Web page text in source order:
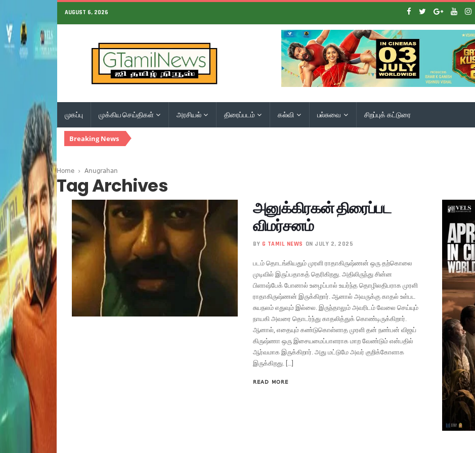
AUGUST 6, 2026
முகப்பு முக்கிய செய்திகள் அரசியல் திரைப்படம் கல்வி பல்சுவை சிறப்புக் கட்டுரை
Breaking News
Home Anugrahan
Tag Archives
அனுக்கிரகன் திரைப்பட
விமர்சனம்
BY G TAMIL NEWS ON JULY 2, 2025
படம் தொடங்கியதும் முரளி ராதாகிருஷ்ணன் ஒரு தற்கொலை
முடிவில் இருப்பதாகத் தெரிகிறது. அதிலிருந்து சின்ன
பிளாஷ்பேக் போனால் உழைப்பால் உயர்ந்த தொழிலதிபராக முரளி
ராதாகிருஷ்ணன் இருக்கிறார். ஆனால் அவருக்கு காதல் உள்பட
சுயநலம் எதுவும் இல்லை. இருந்தாலும் அவரிடம் வேலை செய்யும்
நாயகி அவரை தொடர்ந்து காதலித்துக் கொண்டிருக்கிறார்.
ஆனால், எதையும் கண்டுகொள்ளாத முரளி தன் நண்பன் விஜய்
கிருஷ்ணா ஒரு இசையமைப்பாளராக மாற வேண்டும் என்பதில்
ஆர்வமாக இருக்கிறார். அது மட்டுமே அவர் குறிக்கோளாக
இருக்கிறது. […]
READ MORE